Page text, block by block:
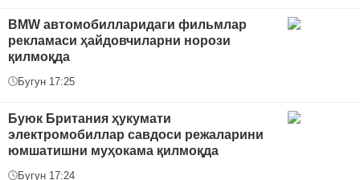
BMW автомобилларидаги фильмлар
рекламаси ҳайдовчиларни норози
қилмоқда
Бугун 17:25
Буюк Британия ҳукумати
электромобиллар савдоси режаларини
юмшатишни муҳокама қилмоқда
Бугун 17:24